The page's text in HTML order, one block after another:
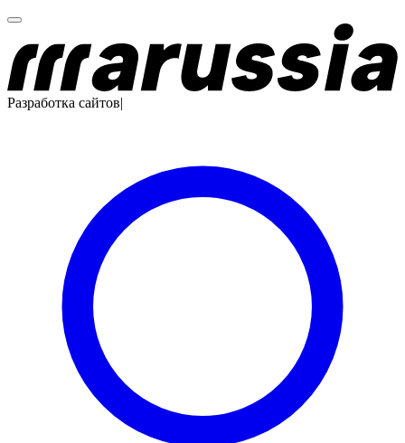
Разработка сайтов|